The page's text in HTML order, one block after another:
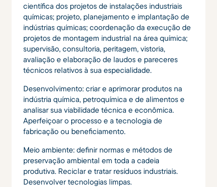
científica dos projetos de instalações industriais
químicas; projeto, planejamento e implantação de
indústrias químicas; coordenação da execução de
projetos de montagem industrial na área química;
supervisão, consultoria, peritagem, vistoria,
avaliação e elaboração de laudos e pareceres
técnicos relativos à sua especialidade.
Desenvolvimento: criar e aprimorar produtos na
indústria química, petroquímica e de alimentos e
analisar sua viabilidade técnica e econômica.
Aperfeiçoar o processo e a tecnologia de
fabricação ou beneficiamento.
Meio ambiente: definir normas e métodos de
preservação ambiental em toda a cadeia
produtiva. Reciclar e tratar resíduos industriais.
Desenvolver tecnologias limpas.